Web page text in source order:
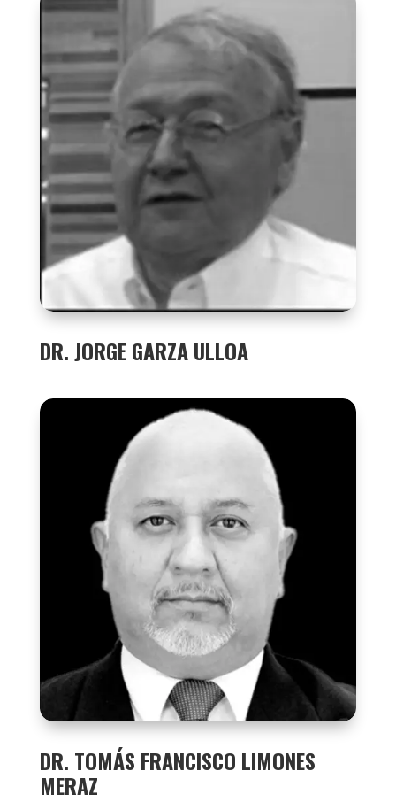
DR. JORGE GARZA ULLOA
DR. TOMÁS FRANCISCO LIMONES
MERAZ